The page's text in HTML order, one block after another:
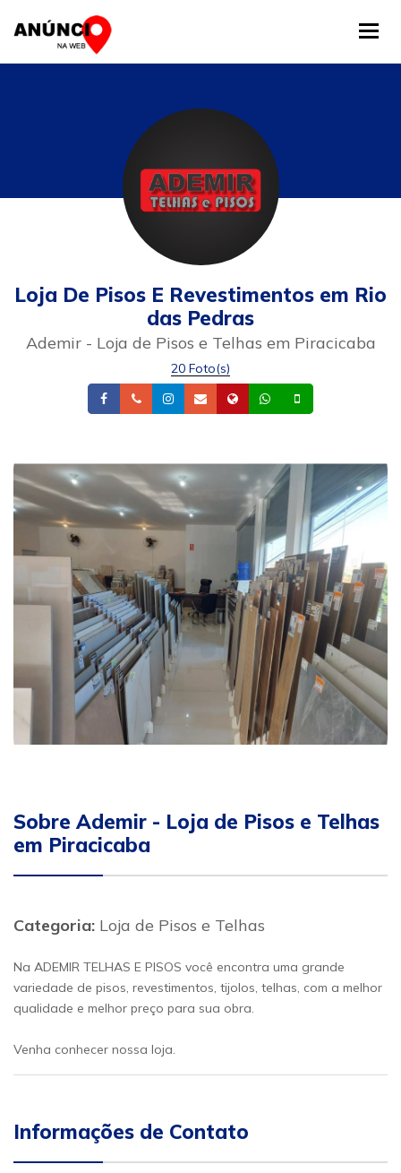
Loja De Pisos E Revestimentos em Rio
das Pedras
Ademir - Loja de Pisos e Telhas em Piracicaba
20 Foto(s)
FacebookTelefoneInstagram
Email Site Whatsapp
Sobre Ademir - Loja de Pisos e Telhas
em Piracicaba
Categoria: Loja de Pisos e Telhas
Na ADEMIR TELHAS E PISOS você encontra uma grande
variedade de pisos, revestimentos, tijolos, telhas, com a melhor
qualidade e melhor preço para sua obra.
Venha conhecer nossa loja.
Informações de Contato